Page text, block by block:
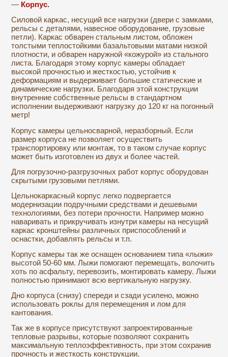
— Корпус.
Силовой каркас, несущий все нагрузки (двери с замками,
рельсы с деталями, навесное оборудование, грузовые
петли). Каркас обварен стальным листом, обложен
толстыми теплостойкими базальтовыми матами низкой
плотности, и обварен наружной «кожурой» из стального
листа. Благодаря этому корпус камеры обладает
высокой прочностью и жесткостью, устойчив к
деформациям и выдерживает большие статические и
динамические нагрузки. Благодаря этой конструкции
внутренние собственные рельсы в стандартном
исполнении выдерживают нагрузку до 120 кг на погонный
метр!
Корпус камеры цельносварной, неразборный. Если
размер корпуса не позволяет осуществить
транспортировку или монтаж, то в таком случае корпус
может быть изготовлен из двух и более частей.
Для погрузочно-разгрузочных работ корпус оборудован
скрытыми грузовыми петлями.
Цельнокаркасный корпус легко подвергается
модернизации подручными средствами и дешевыми
технологиями, без потери прочности. Например можно
наваривать и прикручивать изнутри камеры на несущий
каркас кронштейны различных приспособлений и
оснастки, добавлять рельсы и т.п.
Корпус камеры так же оснащен основанием типа «лыжи»
высотой 50-60 мм. Лыжи помогают перемещать, волочить
хоть по асфальту, перевозить, монтировать камеру. Лыжи
полностью принимают всю вертикальную нагрузку.
Дно корпуса (снизу) спереди и сзади усилено, можно
использовать роклы для перемещения и лом для
кантования.
Так же в корпусе присутствуют запроектированные
тепловые разрывы, которые позволяют сохранить
максимальную теплоэффективность, при этом сохранив
прочность и жесткость конструкции.